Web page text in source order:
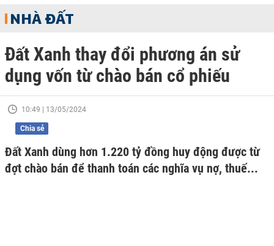
NHÀ ĐẤT
Đất Xanh thay đổi phương án sử
dụng vốn từ chào bán cổ phiếu
10:49 | 13/05/2024
Chia sẻ
Đất Xanh dùng hơn 1.220 tỷ đồng huy động được từ
đợt chào bán để thanh toán các nghĩa vụ nợ, thuế...